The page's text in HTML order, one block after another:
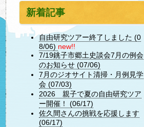
新着記事
自由研究ツアー終了しました (0
8/06) new!!
7/19銚子市郷土史談会7月の例会
のお知らせ (07/06)
7月のジオサイト清掃・月例見学
会 (07/03)
2026 親子で夏の自由研究ツア
ー開催！ (06/17)
佐久間さんの挑戦を応援します
(06/17)